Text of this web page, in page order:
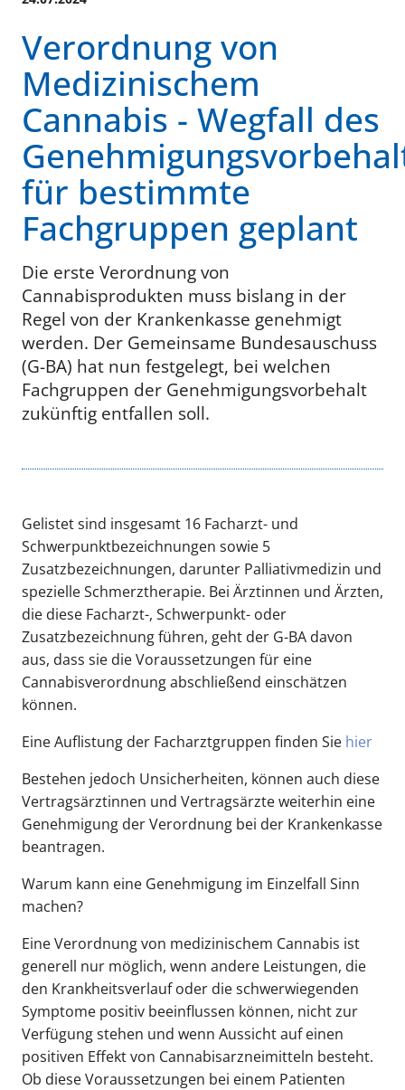
Verordnung von
Medizinischem
Cannabis - Wegfall des
für bestimmte
Fachgruppen geplant
Die erste Verordnung von
Cannabisprodukten muss bislang in der
Regel von der Krankenkasse genehmigt
werden. Der Gemeinsame Bundesauschuss
(G-BA) hat nun festgelegt, bei welchen
Fachgruppen der Genehmigungsvorbehalt
zukünftig entfallen soll.
Gelistet sind insgesamt 16 Facharzt- und
Schwerpunktbezeichnungen sowie 5
Zusatzbezeichnungen, darunter Palliativmedizin und
spezielle Schmerztherapie. Bei Ärztinnen und Ärzten,
die diese Facharzt-, Schwerpunkt- oder
Zusatzbezeichnung führen, geht der G-BA davon
aus, dass sie die Voraussetzungen für eine
Cannabisverordnung abschließend einschätzen
können.
Eine Auflistung der Facharztgruppen finden Sie hier
Bestehen jedoch Unsicherheiten, können auch diese
Vertragsärztinnen und Vertragsärzte weiterhin eine
Genehmigung der Verordnung bei der Krankenkasse
beantragen.
Warum kann eine Genehmigung im Einzelfall Sinn
machen?
Eine Verordnung von medizinischem Cannabis ist
generell nur möglich, wenn andere Leistungen, die
den Krankheitsverlauf oder die schwerwiegenden
Symptome positiv beeinflussen können, nicht zur
Verfügung stehen und wenn Aussicht auf einen
positiven Effekt von Cannabisarzneimitteln besteht.
Ob diese Voraussetzungen bei einem Patienten